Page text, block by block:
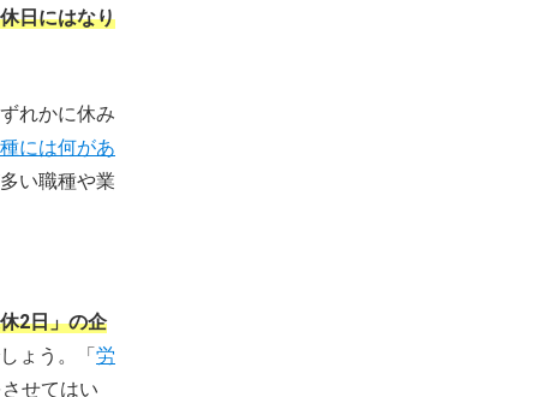
日にはなり
れかに休み
には何があ
い職種や業
2日」の企
ょう。「労
せてはい